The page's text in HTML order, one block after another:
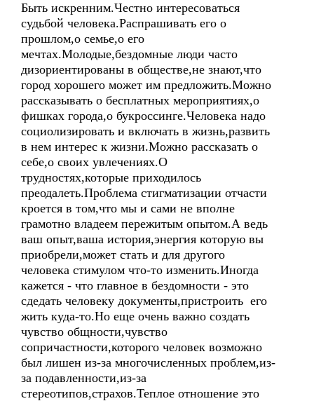
Быть искренним.Честно интересоваться
судьбой человека.Распрашивать его о
прошлом,о семье,о его
мечтах.Молодые,бездомные люди часто
дизориентированы в обществе,не знают,что
город хорошего может им предложить.Можно
рассказывать о бесплатных мероприятиях,о
фишках города,о букроссинге.Человека надо
социолизировать и включать в жизнь,развить
в нем интерес к жизни.Можно рассказать о
себе,о своих увлечениях.О
трудностях,которые приходилось
преодалеть.Проблема стигматизации отчасти
кроется в том,что мы и сами не вполне
грамотно владеем пережитым опытом.А ведь
ваш опыт,ваша история,энергия которую вы
приобрели,может стать и для другого
человека стимулом что-то изменить.Иногда
кажется - что главное в бездомности - это
сдедать человеку документы,пристроить его
жить куда-то.Но еще очень важно создать
чувство общности,чувство
сопричастности,которого человек возможно
был лишен из-за многочисленных проблем,из-
за подавленности,из-за
стереотипов,страхов.Теплое отношение это